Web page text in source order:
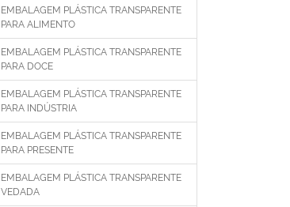
EMBALAGEM PLÁSTICA TRANSPARENTE
PARA ALIMENTO
EMBALAGEM PLÁSTICA TRANSPARENTE
PARA DOCE
EMBALAGEM PLÁSTICA TRANSPARENTE
PARA INDÚSTRIA
EMBALAGEM PLÁSTICA TRANSPARENTE
PARA PRESENTE
EMBALAGEM PLÁSTICA TRANSPARENTE
VEDADA